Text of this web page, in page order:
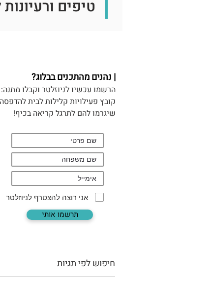
טיפים
| נהנים מהתכנים בבלוג?
הרשמו עכשיו לניוזלטר וקבלו מתנה:
קובץ פעילויות קלילות לבית להדפסה
שיגרמו להם לתרגל קריאה בכיף!
אני רוצה להצטרף לניוזלטר
תרשמו אותי
חיפוש לפי תגיות